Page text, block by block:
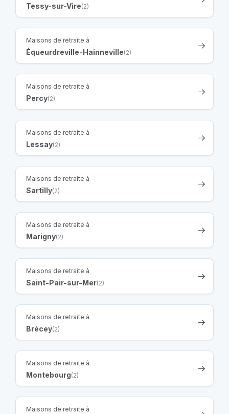
Tessy-sur-Vire(2)
Maisons de retraite à
Équeurdreville-Hainneville(2)
Maisons de retraite à
Percy(2)
Maisons de retraite à
Lessay(2)
Maisons de retraite à
Sartilly(2)
Maisons de retraite à
Marigny(2)
Maisons de retraite à
Saint-Pair-sur-Mer(2)
Maisons de retraite à
Brécey(2)
Maisons de retraite à
Montebourg(2)
Maisons de retraite à